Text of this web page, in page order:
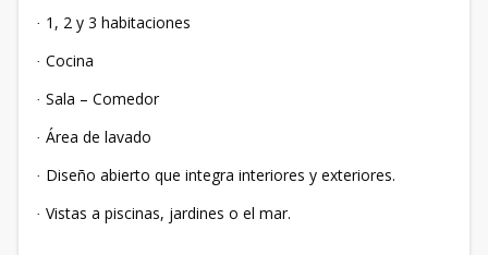
· 1, 2 y 3 habitaciones
· Cocina
· Sala – Comedor
· Área de lavado
· Diseño abierto que integra interiores y exteriores.
· Vistas a piscinas, jardines o el mar.